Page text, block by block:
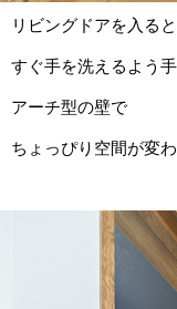
リビングドアを入ると
すぐ手を洗えるよう
アーチ型の壁で
ちょっぴり空間が変